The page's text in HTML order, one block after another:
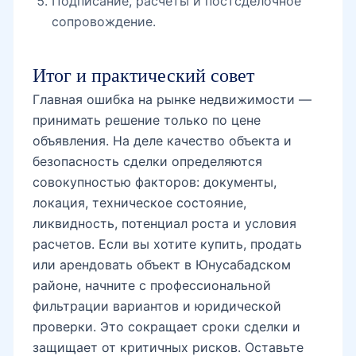
сопровождение.
Итог и практический совет
Главная ошибка на рынке недвижимости —
принимать решение только по цене
объявления. На деле качество объекта и
безопасность сделки определяются
совокупностью факторов: документы,
локация, техническое состояние,
ликвидность, потенциал роста и условия
расчетов. Если вы хотите купить, продать
или арендовать объект в Юнусабадском
районе, начните с профессиональной
фильтрации вариантов и юридической
проверки. Это сокращает сроки сделки и
защищает от критичных рисков. Оставьте